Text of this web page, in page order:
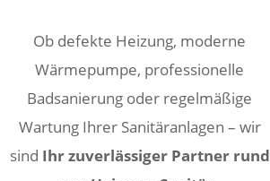
Ob defekte Heizung, moderne
Wärmepumpe, professionelle
Badsanierung oder regelmäßige
Wartung Ihrer Sanitäranlagen – wir
sind Ihr zuverlässiger Partner rund